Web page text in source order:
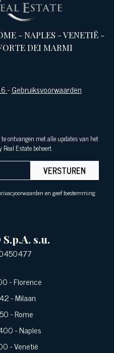
-NAPLES -VENETIË-
DEI MARMI
-Gebruiksvoorwaarden
ontvangen met alle updates van het
Estate beheert.
VERSTUREN
en geef toestemming
s.u.
- Florence
- Milaan
- Rome
- Naples
- Venetië